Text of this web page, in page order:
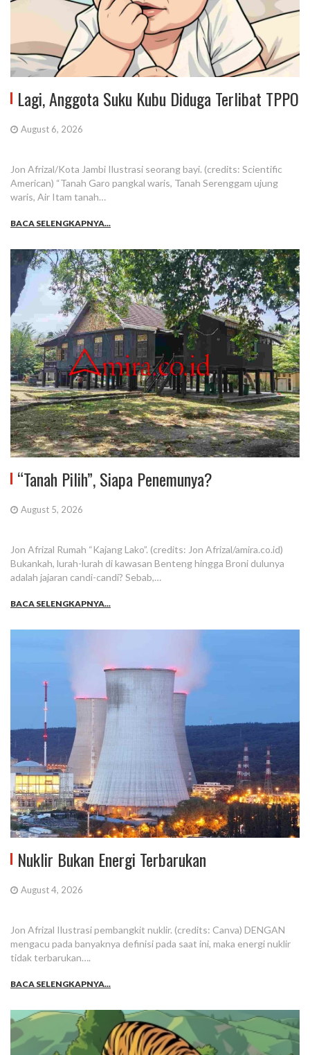
Lagi, Anggota Suku Kubu Diduga Terlibat TPPO
August 6, 2026
Jon Afrizal/Kota Jambi Ilustrasi seorang bayi. (credits: Scientific
American) “Tanah Garo pangkal waris, Tanah Serenggam ujung
waris, Air Itam tanah…
BACA SELENGKAPNYA...
“Tanah Pilih”, Siapa Penemunya?
August 5, 2026
Jon Afrizal Rumah “Kajang Lako”. (credits: Jon Afrizal/amira.co.id)
Bukankah, lurah-lurah di kawasan Benteng hingga Broni dulunya
adalah jajaran candi-candi? Sebab,…
BACA SELENGKAPNYA...
Nuklir Bukan Energi Terbarukan
August 4, 2026
Jon Afrizal Ilustrasi pembangkit nuklir. (credits: Canva) DENGAN
mengacu pada banyaknya definisi pada saat ini, maka energi nuklir
tidak terbarukan….
BACA SELENGKAPNYA...